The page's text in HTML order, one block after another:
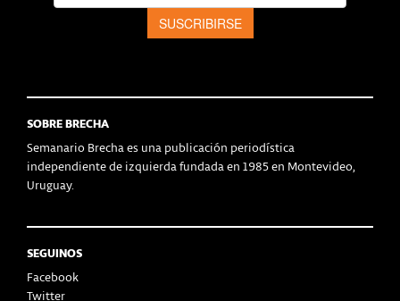
SOBRE BRECHA
Semanario Brecha es una publicación periodística
independiente de izquierda fundada en 1985 en Montevideo,
Uruguay.
SEGUINOS
Facebook
Twitter